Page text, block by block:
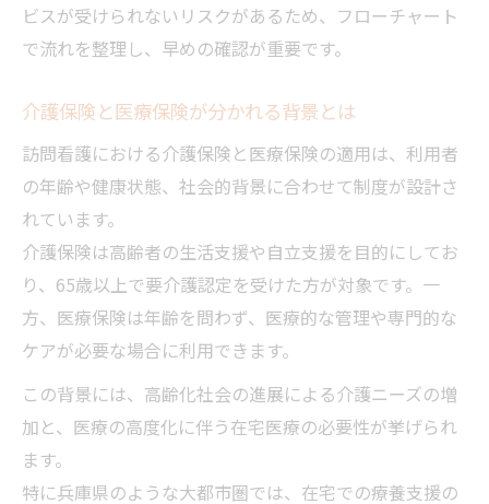
兵庫県の訪問看護費用シミュレーション
実例を通じて学ぶ訪問看護と保険制度の使い分
け
訪問看護の保険適用実例で違いを実感
兵庫県のケース別訪問看護活用例
病状や年齢で変わる訪問看護の選択肢
急変時に役立つ訪問看護の切り替え例
訪問看護の併用不可ルール事例集
ビスが受けられないリスクがあるため、フローチャート
で流れを整理し、早めの確認が重要です。
介護保険と医療保険が分かれる背景とは
訪問看護における介護保険と医療保険の適用は、利用者
の年齢や健康状態、社会的背景に合わせて制度が設計さ
れています。
介護保険は高齢者の生活支援や自立支援を目的にしてお
り、65歳以上で要介護認定を受けた方が対象です。一
方、医療保険は年齢を問わず、医療的な管理や専門的な
ケアが必要な場合に利用できます。
この背景には、高齢化社会の進展による介護ニーズの増
加と、医療の高度化に伴う在宅医療の必要性が挙げられ
ます。
特に兵庫県のような大都市圏では、在宅での療養支援の